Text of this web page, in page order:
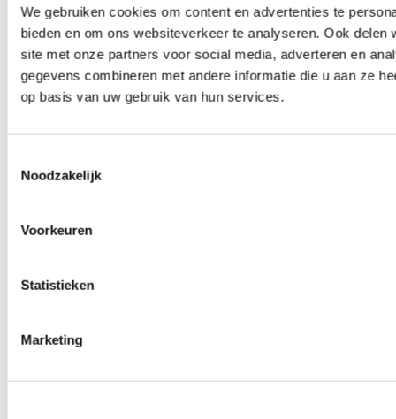
We gebruiken cookies om content en advertenties te
bieden en om ons websiteverkeer te analyseren. Ook
site met onze partners voor social media, adverteren en
gegevens combineren met andere informatie die u aan ze
op basis van uw gebruik van hun services.
Noodzakelijk
Voorkeuren
Statistieken
Marketing
0producten beschikbaar
Spoorverbreders
0producten beschikbaar
Wielmoeren
0producten beschikbaar
Draadeinden
0 producten beschikbaar
0producten beschikbaar
0producten beschikbaar